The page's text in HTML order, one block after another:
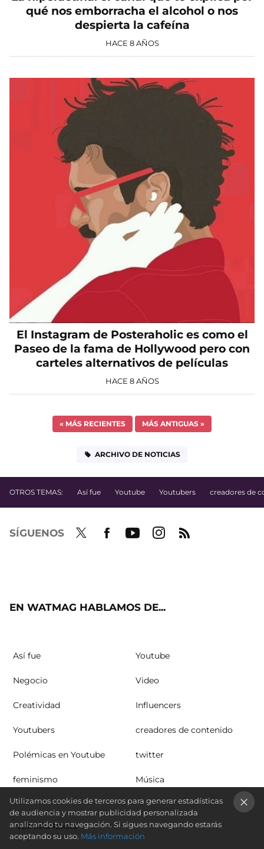
qué nos emborracha el alcohol o nos
despierta la cafeína
HACE 8 AÑOS
El Instagram de Posteraholic es como el
Paseo de la fama de Hollywood pero con
carteles alternativos de películas
HACE 8 AÑOS
« MÁS RECIENTES MÁS ANTIGUAS »
ARCHIVO DE NOTICIAS
OTROS TEMAS: Así fue Youtube Youtubers creadores de
SÍGUENOS
EN WATMAG HABLAMOS DE...
Así fue Youtube
Negocio Video
Creatividad Influencers
Youtubers creadores de contenido
Polémicas en Youtube twitter
feminismo Música
VER MÁS TEMAS
Utilizamos cookies de terceros para generar estadísticas
de audiencia y mostrar publicidad personalizada
analizando tu navegación. Si sigues navegando estarás
aceptando su uso. Más información